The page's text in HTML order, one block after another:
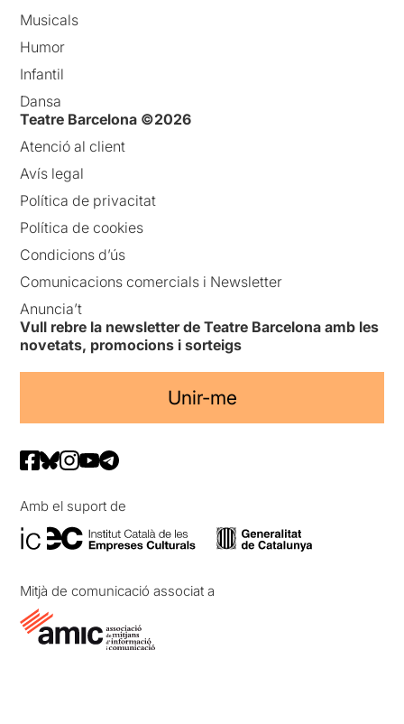
Musicals
Humor
Infantil
Dansa
Teatre Barcelona ©2026
Atenció al client
Avís legal
Política de privacitat
Política de cookies
Condicions d’ús
Comunicacions comercials i Newsletter
Anuncia’t
Vull rebre la newsletter de Teatre Barcelona amb les
novetats, promocions i sorteigs
Unir-me
Amb el suport de
Mitjà de comunicació associat a